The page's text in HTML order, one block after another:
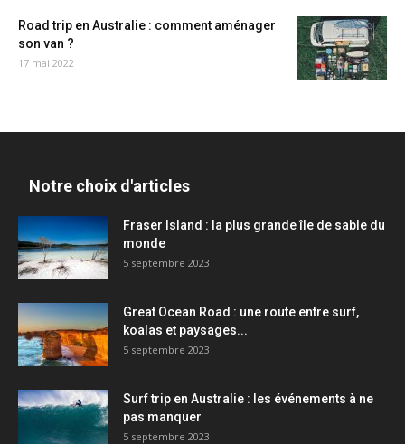
Road trip en Australie : comment aménager
son van ?
17 mai 2022
Notre choix d'articles
Fraser Island : la plus grande île de sable du
monde
5 septembre 2023
Great Ocean Road : une route entre surf,
koalas et paysages...
5 septembre 2023
Surf trip en Australie : les événements à ne
pas manquer
5 septembre 2023